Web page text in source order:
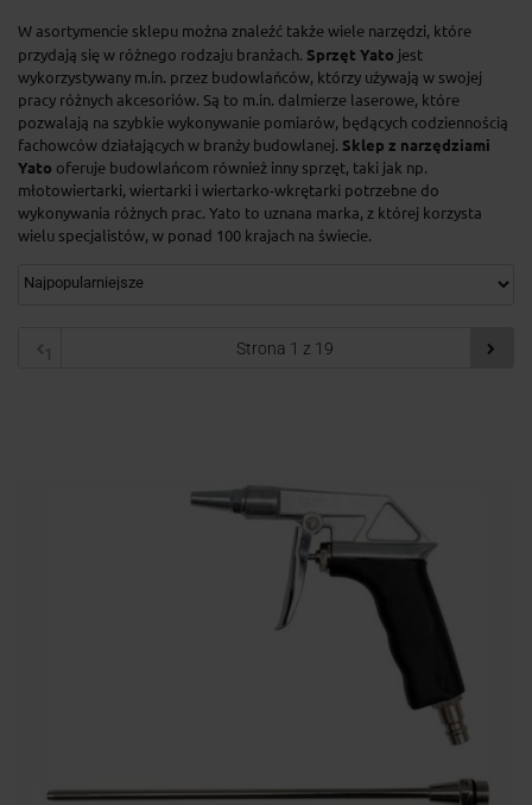
W asortymencie sklepu można znaleźć także wiele narzędzi, które
przydają sięw różnego rodzaju branżach. Sprzęt Yato jest
wykorzystywany m.in. przez budowlańców, którzy używają w swojej
pracy różnych akcesoriów. Są to m.in. dalmierze laserowe, które
pozwalają na szybkie wykonywanie pomiarów, będących codziennością
fachowców działających w branży budowlanej. Sklep z narzędziami
Yato oferuje budowlańcom również inny sprzęt, taki jak np.
młotowiertarki, wiertarki i wiertarko-wkrętarki potrzebne do
wykonywania różnych prac. Yato to uznana marka, z której korzysta
wielu specjalistów, w ponad 100 krajach na świecie.
1